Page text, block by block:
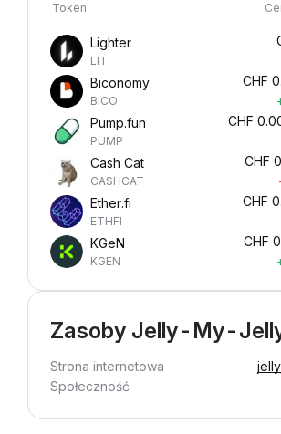
Token
Lighter
LIT
Biconomy
BICO
CHF
Pump.fun
PUMP
CHF
Cash Cat
CASHCAT
CHF
Ether.fi
ETHFI
CHF
KGeN
KGEN
CHF
Zasoby Jelly-My-
Strona internetowa
Społeczność